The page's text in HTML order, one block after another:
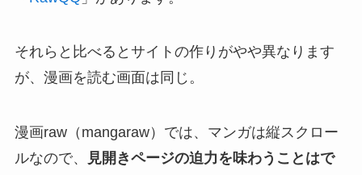
それらと比べるとサイトの作りがやや異なります
が、漫画を読む画面は同じ。
漫画raw（mangaraw）では、マンガは縦スクロー
ルなので、
見開きページの迫力を味わうことはで